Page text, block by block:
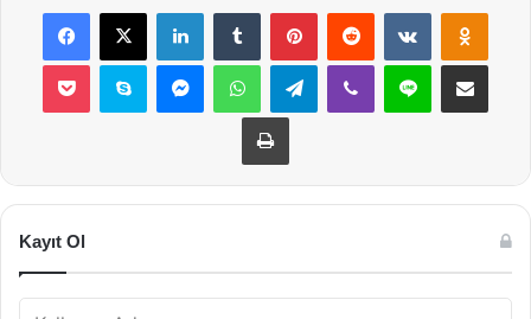
Facebook
X LinkedInTumblr PinterestReddit VKontakte
Pocket Skype MessengerWhatsAppTelegramViber Line E-Posta ile
Yazdır
Kayıt Ol